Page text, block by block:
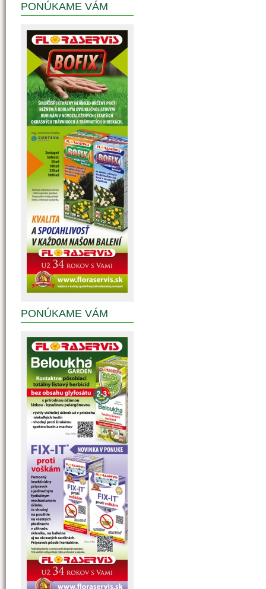
PONÚKAME VÁM
PONÚKAME VÁM